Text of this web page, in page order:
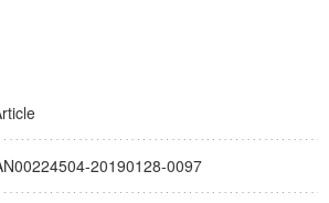
金研究成果報告書
ーディングプログラム「超成熟社会発展のサ
20190128-0097